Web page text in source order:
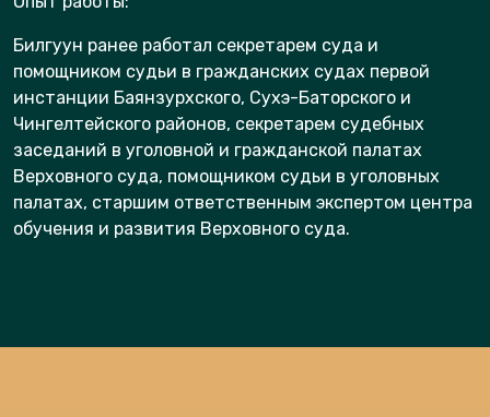
Билгуун ранее работал секретарем суда и
помощником судьи в гражданских судах первой
инстанции Баянзурхского, Сухэ-Баторского и
Чингелтейского районов, секретарем судебных
заседаний в уголовной и гражданской палатах
Верховного суда, помощником судьи в уголовных
палатах, старшим ответственным экспертом центра
обучения и развития Верховного суда.